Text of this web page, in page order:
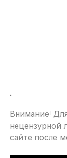
Внимание!
нецензурной
сайте после